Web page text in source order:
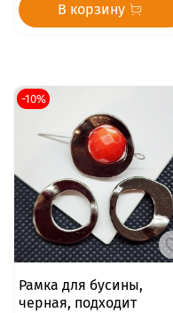
В корзину
-10%
Рамка для бусины,
черная, подходит